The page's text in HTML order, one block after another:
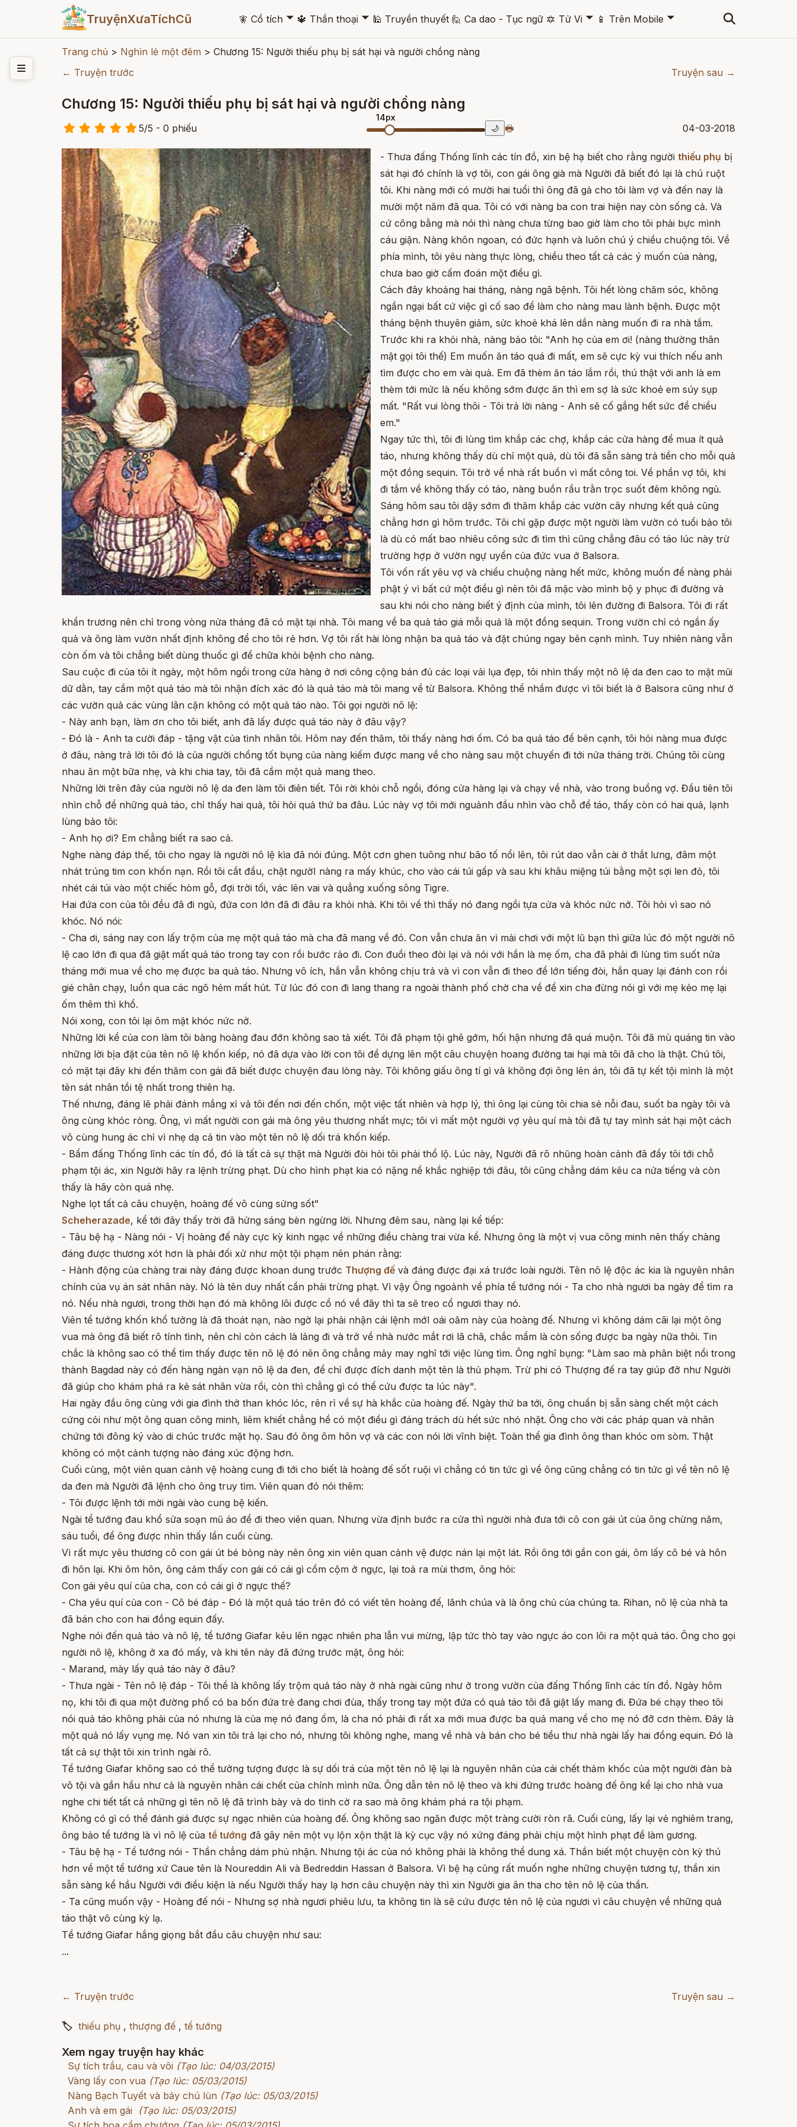
TruyệnXưaTíchCũ 🧚 Cổ tích 🞃 🔱 Thần thoại 🞃 🕌 Truyền thuyết 🙋 Ca dao - Tục ngữ 🔯 Tử Vi 🞃 📱 Trên Mobile 🞃
Trang chủ > Nghìn lẻ một đêm > Chương 15: Người thiếu phụ bị sát hại và người chồng nàng
← Truyện trước
Truyện sau →
Chương 15: Người thiếu phụ bị sát hại và người chồng nàng
5/5 - 0 phiếu
14px
🌙 🖶 04-03-2018
- Thưa đấng Thống lĩnh các tín đồ, xin bệ hạ biết cho rằng người thiếu phụ bị
sát hại đó chính là vợ tôi, con gái ông già mà Người đã biết đó lại là chú ruột
tôi. Khi nàng mới có mười hai tuổi thì ông đã gả cho tôi làm vợ và đến nay là
mười một năm đã qua. Tôi có với nàng ba con trai hiện nay còn sống cả. Và
cứ công bằng mà nói thì nàng chưa từng bao giờ làm cho tôi phải bực mình
cáu giận. Nàng khôn ngoan, có đức hạnh và luôn chú ý chiều chuộng tôi. Về
phía mình, tôi yêu nàng thực lòng, chiều theo tất cả các ý muốn của nàng,
chưa bao giờ cấm đoán một điều gì.
Cách đây khoảng hai tháng, nàng ngã bệnh. Tôi hết lòng chăm sóc, không
ngần ngại bất cứ việc gì cố sao để làm cho nàng mau lành bệnh. Được một
tháng bệnh thuyên giảm, sửc khoẻ khá lên dần nàng muốn đi ra nhà tắm.
Trước khi ra khỏi nhà, nàng bảo tôi: "Anh họ của em ơi! (nàng thường thân
mật gọi tôi thế) Em muốn ăn táo quá đi mất, em sẽ cực kỳ vui thích nếu anh
tìm được cho em vài quả. Em đã thèm ăn táo lắm rồi, thú thật với anh là em
thèm tới mức là nếu không sớm được ăn thì em sợ là sức khoẻ em súy sụp
mất. "Rất vui lòng thôi - Tôi trả lời nàng - Anh sẽ cố gắng hết sức để chiều
em."
Ngay tức thì, tôi đi lùng tìm khắp các chợ, khắp các cửa hàng để mua ít quả
táo, nhưng không thấy dù chỉ một quả, dù tôi đã sẵn sàng trả tiền cho mỗi quả
một đồng sequin. Tôi trở về nhà rất buồn vì mất công toi. Về phần vợ tôi, khi
đi tắm về không thấy có táo, nàng buồn rầu trằn trọc suốt đêm không ngủ.
Sáng hôm sau tôi dậy sớm đi thăm khắp các vườn cây nhưng kết quả cũng
chẳng hơn gì hôm trước. Tôi chỉ gặp được một người làm vườn có tuổi bảo tôi
là dù có mất bao nhiêu công sức đi tìm thì cũng chẳng đâu có táo lúc này trừ
trường hợp ở vườn ngự uyển của đức vua ở Balsora.
Tôi vốn rất yêu vợ và chiều chuộng nàng hết mức, không muốn để nàng phải
phật ý vì bất cứ một điều gì nên tôi đã mặc vào mình bộ y phục đi đường và
sau khi nói cho nàng biết ý định của mình, tôi lên đường đi Balsora. Tôi đi rất
khẩn trương nên chỉ trong vòng nửa tháng đã có mặt tại nhà. Tôi mang về ba quả táo giá mỗi quả là một đồng sequin. Trong vườn chỉ có ngần ấy
quả và ông làm vườn nhất định không để cho tôi rẻ hơn. Vợ tôi rất hài lòng nhận ba quả táo và đặt chúng ngay bên cạnh mình. Tuy nhiên nàng vẫn
còn ốm và tôi chẳng biết dùng thuốc gì để chữa khỏi bệnh cho nàng.
Sau cuộc đi của tôi ít ngày, một hôm ngồi trong cửa hàng ở nơi công cộng bán đủ các loại vải lụa đẹp, tôi nhìn thấy một nô lệ da đen cao to mặt mũi
dữ dằn, tay cầm một quả táo mà tôi nhận đích xác đó là quả táo mà tôi mang về từ Balsora. Không thể nhầm được vì tôi biết là ở Balsora cũng như ở
các vườn quả các vùng lân cận không có một quả táo nào. Tôi gọi người nô lệ:
- Này anh bạn, làm ơn cho tôi biết, anh đã lấy được quả táo này ở đâu vậy?
- Đó là - Anh ta cười đáp - tặng vật của tình nhân tôi. Hôm nay đến thăm, tôi thấy nàng hơi ốm. Có ba quả táo để bên cạnh, tôi hỏi nàng mua được
ở đâu, nàng trả lời tôi đó là của người chồng tốt bụng của nàng kiếm được mang về cho nàng sau một chuyến đi tới nửa tháng trời. Chúng tôi cùng
nhau ăn một bữa nhẹ, và khi chia tay, tôi đã cầm một quả mang theo.
Những lời trên đây của người nô lệ da đen làm tôi điên tiết. Tôi rời khỏi chỗ ngồi, đóng cửa hàng lại và chạy về nhà, vào trong buồng vợ. Đầu tiên tôi
nhìn chỗ để những quả táo, chỉ thấy hai quả, tôi hỏi quả thứ ba đâu. Lúc này vợ tôi mới nguảnh đầu nhìn vào chỗ để táo, thấy còn có hai quả, lạnh
lùng bảo tôi:
- Anh họ ơi? Em chẳng biết ra sao cả.
Nghe nàng đáp thế, tôi cho ngay là người nô lệ kìa đã nói đúng. Một cơn ghen tuông như bão tố nổi lên, tôi rút dao vẫn cài ở thắt lưng, đâm một
nhát trúng tim con khốn nạn. Rồi tôi cắt đầu, chặt ngườI nàng ra mấy khúc, cho vào cái túi gấp và sau khi khâu miệng túi bằng một sợi len đỏ, tôi
nhét cái túi vào một chiếc hòm gỗ, đợi trời tối, vác lên vai và quẳng xuống sông Tigre.
Hai đứa con của tôi đều đã đi ngủ, đứa con lớn đã đi đâu ra khỏi nhà. Khi tôi về thì thấy nó đang ngồi tựa cửa và khóc nức nở. Tôi hỏi vì sao nó
khóc. Nó nói:
- Cha ơi, sáng nay con lấy trộm của mẹ một quả táo mà cha đã mang về đó. Con vẫn chưa ăn vì mải chơi với một lũ bạn thì giữa lúc đó một người nô
lệ cao lớn đi qua đã giật mất quả táo trong tay con rồi bước rảo đi. Con đuổi theo đòi lại và nói với hắn là mẹ ốm, cha đã phải đi lùng tìm suốt nửa
tháng mới mua về cho mẹ được ba quả táo. Nhưng vô ích, hắn vẫn không chịu trả và vì con vẫn đi theo để lớn tiếng đòi, hắn quay lại đánh con rồi
gié chân chạy, luồn qua các ngõ hẻm mất hút. Từ lúc đó con đi lang thang ra ngoài thành phố chờ cha về để xin cha đừng nói gì với mẹ kẻo mẹ lại
ốm thêm thì khổ.
Nói xong, con tôi lại ôm mặt khóc nức nở.
Những lời kể của con làm tôi bàng hoàng đau đớn không sao tả xiết. Tôi đã phạm tội ghê gớm, hối hận nhưng đã quá muộn. Tôi đã mù quáng tin vào
những lời bịa đặt của tên nô lệ khốn kiếp, nó đã dựa vào lời con tôi để dựng lên một câu chuyện hoang đường tai hại mà tôi đã cho là thật. Chú tôi,
có mặt tại đây khi đến thăm con gái đã biết được chuyện đau lòng này. Tôi không giấu ông tí gì và không đợi ông lên án, tôi đã tự kết tội mình là một
tên sát nhân tồi tệ nhất trong thiên hạ.
Thế nhưng, đáng lẽ phải đánh mắng xỉ vả tôi đến nơi đến chốn, một việc tất nhiên và hợp lý, thì ông lại cùng tôi chia sẻ nỗi đau, suốt ba ngày tôi và
ông cùng khóc ròng. Ông, vì mất người con gái mà ông yêu thương nhất mực; tôi vì mất một người vợ yêu quí mà tôi đã tự tay mình sát hại một cách
vô cùng hung ác chỉ vì nhẹ dạ cả tin vào một tên nô lệ dối trá khốn kiếp.
- Bẩm đấng Thống lĩnh các tín đồ, đó là tất cả sự thật mà Người đòi hỏi tôi phải thổ lộ. Lúc này, Người đã rõ nhũng hoàn cảnh đã đẩy tôi tới chỗ
phạm tội ác, xin Người hãy ra lệnh trừng phạt. Dù cho hình phạt kia có nặng nề khắc nghiệp tới đâu, tôi cũng chẳng dám kêu ca nửa tiếng và còn
thấy là hãy còn quá nhẹ.
Nghe lọt tất cả câu chuyện, hoàng đế vô cùng sửng sốt"
Scheherazade, kể tới đây thấy trời đã hửng sáng bèn ngừng lời. Nhưng đêm sau, nàng lại kể tiếp:
- Tâu bệ hạ - Nàng nói - Vị hoàng đế này cực kỳ kinh ngạc về những điều chàng trai vừa kể. Nhưng ông là một vị vua công minh nên thấy chàng
đáng được thương xót hơn là phải đối xử như một tội phạm nên phán rằng:
- Hành động của chàng trai này đáng được khoan dung trước Thượng đế và đáng được đại xá trước loài người. Tên nô lệ độc ác kia là nguyên nhân
chính của vụ án sát nhân này. Nó là tên duy nhất cần phải trừng phạt. Vì vậy Ông ngoảnh về phía tể tướng nói - Ta cho nhà ngươi ba ngày để tìm ra
nó. Nếu nhà ngươi, trong thời hạn đó mà không lôi được cổ nó về đây thì ta sẽ treo cổ ngươi thay nó.
Viên tể tướng khốn khổ tưởng là đã thoát nạn, nào ngờ lại phải nhận cái lệnh mớI oái oăm này của hoàng đế. Nhưng vì không dám cãi lại một ông
vua mà ông đã biết rõ tính tình, nên chỉ còn cách là lảng đi và trở về nhà nước mắt rơi lã chã, chắc mẩm là còn sống được ba ngày nữa thôi. Tin
chắc là không sao có thể tìm thấy được tên nô lệ đó nên ông chẳng mảy may nghĩ tới việc lùng tìm. Ông nghĩ bụng: "Làm sao mà phân biệt nổi trong
thành Bagdad này có đến hàng ngàn vạn nô lệ da đen, để chỉ được đích danh một tên là thủ phạm. Trừ phi có Thượng đế ra tay giúp đỡ như Người
đã giúp cho khám phá ra kẻ sát nhân vừa rồi, còn thì chẳng gì có thể cứu được ta lúc này".
Hai ngày đầu ông cùng với gia đình thở than khóc lóc, rên rỉ về sự hà khắc của hoàng đế. Ngày thứ ba tới, ông chuẩn bị sẵn sàng chết một cách
cứng cỏi như một ông quan công minh, liêm khiết chẳng hề có một điều gì đáng trách dù hết sức nhỏ nhặt. Ông cho vời các pháp quan và nhân
chứng tới đông ký vào di chúc trước mặt họ. Sau đó ông ôm hôn vợ và các con nói lời vĩnh biệt. Toàn thể gia đình ông than khóc om sòm. Thật
không có một cảnh tượng nào đáng xúc động hơn.
Cuối cùng, một viên quan cảnh vệ hoàng cung đi tới cho biết là hoàng đế sốt ruội vì chẳng có tin tức gì về ông cũng chẳng có tin tức gì về tên nô lệ
da đen mà Người đã lệnh cho ông truy tìm. Viên quan đó nói thêm:
- Tôi được lệnh tới mời ngài vào cung bệ kiến.
Ngài tể tướng đau khổ sửa soạn mũ áo để đi theo viên quan. Nhưng vừa định bước ra cửa thì người nhà đưa tới cô con gái út của ông chừng năm,
sáu tuổi, để ông được nhìn thấy lần cuối cùng.
Vì rất mực yêu thương cô con gái út bé bỏng này nên ông xin viên quan cảnh vệ được nán lại một lát. Rồi ông tới gần con gái, ôm lấy cô bé và hôn
đi hôn lại. Khi ôm hôn, ông cảm thấy con gái có cái gì cồm cộm ở ngực, lại toả ra mùi thơm, ông hỏi:
Con gái yêu quí của cha, con có cái gì ở ngực thế?
- Cha yêu quí của con - Cô bé đáp - Đó là một quả táo trên đó có viết tên hoàng đế, lãnh chúa và là ông chủ của chúng ta. Rihan, nô lệ của nhà ta
đã bán cho con hai đồng equin đấy.
Nghe nói đến quả táo và nô lệ, tể tướng Giafar kêu lên ngạc nhiên pha lẫn vui mừng, lập tức thò tay vào ngực áo con lôi ra một quả táo. Ông cho gọi
người nô lệ, không ở xa đó mấy, và khi tên này đã đứng trước mặt, ông hỏi:
- Marand, mày lấy quả táo này ở đâu?
- Thưa ngài - Tên nô lệ đáp - Tôi thề là không lấy trộm quả táo này ở nhà ngài cũng như ở trong vườn của đấng Thống lĩnh các tín đồ. Ngày hôm
nọ, khi tôi đi qua một đường phố có ba bốn đứa trẻ đang chơi đùa, thấy trong tay một đứa có quả táo tôi đã giật lấy mang đi. Đứa bé chạy theo tôi
nói quả táo không phải của nó nhưng là của mẹ nó đang ốm, là cha nó phải đi rất xa mới mua được ba quả mang về cho mẹ nó đỡ cơn thèm. Đây là
một quả nó lấy vụng mẹ. Nó van xin tôi trả lại cho nó, nhưng tôi không nghe, mang về nhà và bán cho bé tiểu thư nhà ngài lấy hai đồng equin. Đó là
tất cả sự thật tôi xin trình ngài rõ.
Tể tướng Giafar không sao có thể tưởng tượng được là sự dối trá của một tên nô lệ lại là nguyên nhân của cái chết thảm khốc của một người đàn bà
vô tội và gần hầu như cả là nguyên nhân cái chết của chính mình nữa. Ông dẫn tên nô lệ theo và khi đứng trước hoàng đế ông kể lại cho nhà vua
nghe chi tiết tất cả những gì tên nô lệ đã trình bày và do tình cờ ra sao mà ông khám phá ra tội phạm.
Không có gì có thể đánh giá được sự ngạc nhiên của hoàng đế. Ông không sao ngăn được một tràng cười ròn rã. Cuối cùng, lấy lại vẻ nghiêm trang,
ông bảo tể tướng là vì nô lệ của tể tướng đã gây nên một vụ lộn xộn thật là kỳ cục vậy nó xứng đáng phải chịu một hình phạt để làm gương.
- Tâu bệ hạ - Tể tướng nói - Thần chẳng dám phủ nhận. Nhưng tội ác của nó không phải là không thể dung xá. Thần biết một chuyện còn kỳ thú
hơn về một tể tướng xứ Caue tên là Noureddin Ali và Bedreddin Hassan ở Balsora. Vì bệ hạ cũng rất muốn nghe những chuyện tương tự, thần xin
sẵn sàng kể hầu Người với điều kiện là nếu Người thấy hay lạ hơn câu chuyện này thì xin Người gia ân tha cho tên nô lệ của thần.
- Ta cũng muốn vậy - Hoàng đế nói - Nhưng sợ nhà ngươi phiêu lưu, ta không tin là sẽ cứu được tên nô lệ của ngươi vì câu chuyện về những quả
táo thật vô cùng kỳ lạ.
Tể tướng Giafar hắng giọng bắt đầu câu chuyện như sau:
...
← Truyện trước Truyện sau →
🏷 thiếu phụ , thượng đế , tể tướng
Xem ngay truyện hay khác
Sự tích trầu, cau và vôi (Tạo lúc: 04/03/2015)
Vàng lấy con vua (Tạo lúc: 05/03/2015)
Nàng Bạch Tuyết và bảy chú lùn (Tạo lúc: 05/03/2015)
Anh và em gái
(Tạo lúc: 05/03/2015)